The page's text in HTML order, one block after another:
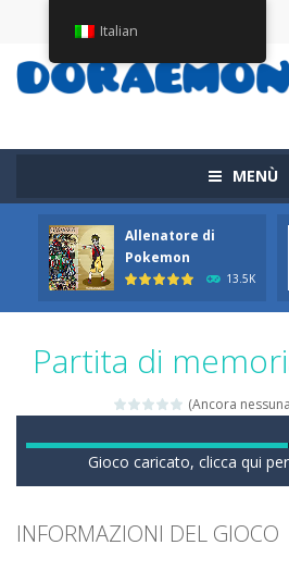
MENÙ
Allenatore di
Pokemon
13.5K
Partita di
(Ancora
Gioco caricato, clicca qui
INFORMAZIONI DEL GIOCO
Italian